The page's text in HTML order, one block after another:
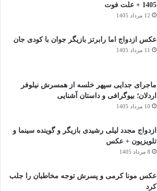
1405 + علت فوت
12 مرداد 1405
عکس ازدواج اما رابرتز بازیگر جوان با کودی جان
11 مرداد 1405
ماجرای جدایی سپهر خلسه از همسرش نیلوفر
اردلان؛ بیوگرافی و داستان آشنایی
10 مرداد 1405
ازدواج مجدد لیلی رشیدی بازیگر و گوینده سینما و
تلویزیون + عکس
8 مرداد 1405
عکس مونا کرمی و پسرش توجه مخاطبان را جلب
کرد